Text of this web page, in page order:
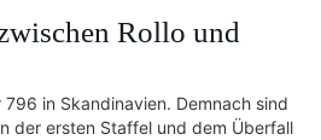
Rollo und
in Skandinavien. Demnach sind
der ersten Staffel und dem Überfall